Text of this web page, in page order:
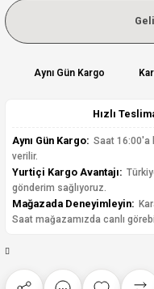
Aynı Gün Kargo
Hızlı
Aynı Gün Kargo: Saat 16:00'a
verilir.
Yurtiçi Kargo Avantajı:
gönderim sağlıyoruz.
Mağazada Deneyimleyin:
Saat mağazamızda canlı